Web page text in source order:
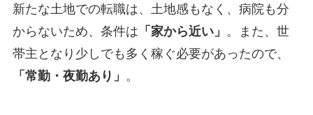
新たな土地での転職は、土地感もなく、病院も分
からないため、条件は 「家から近い」 。また、世
帯主となり少しでも多く稼ぐ必要があったので、
「常勤・夜勤あり」 。